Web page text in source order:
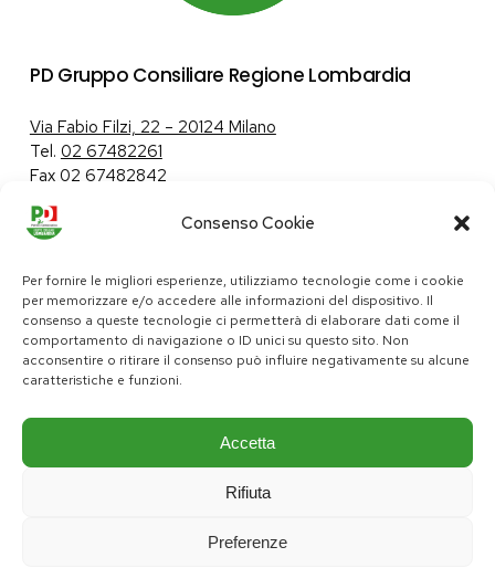
Consenso Cookie
Per fornire le migliori esperienze, utilizziamo tecnologie come i cookie
per memorizzare e/o accedere alle informazioni del dispositivo. Il
consenso a queste tecnologie ci permetterà di elaborare dati come il
comportamento di navigazione o ID unici su questo sito. Non
acconsentire o ritirare il consenso può influire negativamente su alcune
caratteristiche e funzioni.
Accetta
Rifiuta
Preferenze
PD Gruppo Consiliare Regione Lombardia
Via Fabio Filzi, 22 – 20124 Milano
Tel. 02 67482261
Fax 02 67482842
Tutela dei dati personali|Politica sui cookie
pd@consiglio.regione.lombardia.it
ufficiostampa.pd@consiglio.regione.lombardia.it
Pagine Facebook Gruppo Consiliare PD LombardiaPagina Messenger Gruppo Consiliare PD LombardiaPagina Instagram Gruppo PD LombardiaPagina Youtube Gruppo PD Lombardia